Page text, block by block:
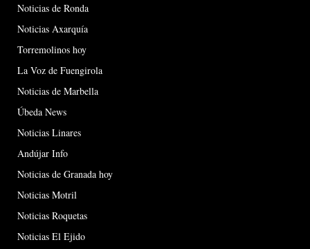
Noticias de Ronda
Noticias Axarquía
Torremolinos hoy
La Voz de Fuengirola
Noticias de Marbella
Úbeda News
Noticias Linares
Andújar Info
Noticias de Granada hoy
Noticias Motril
Noticias Roquetas
Noticias El Ejido